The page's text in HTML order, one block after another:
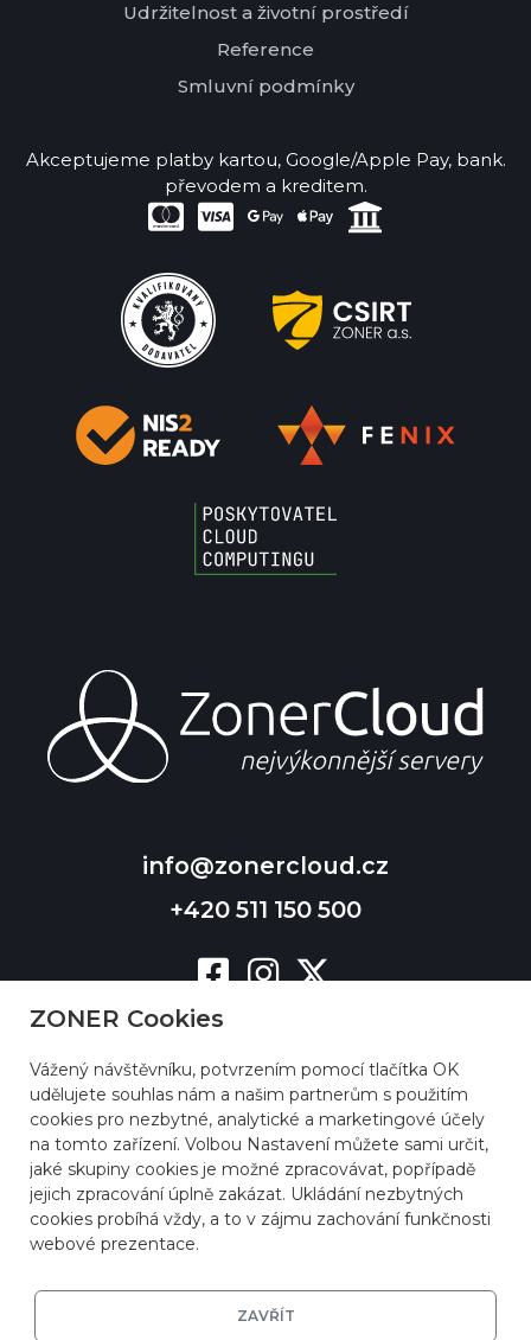
info@zonercloud.cz
+420 511 150 500
Udržitelnost a životní prostředí
Reference
Smluvní podmínky
Akceptujeme platby kartou, Google/Apple Pay, bank.
převodem a kreditem.
ZONER Cookies
Vážený návštěvníku, potvrzením pomocí tlačítka OK
udělujete souhlas nám a našim partnerům s použitím
cookies pro nezbytné, analytické a marketingové účely
na tomto zařízení. Volbou Nastavení můžete sami určit,
jaké skupiny cookies je možné zpracovávat, popřípadě
jejich zpracování úplně zakázat. Ukládání nezbytných
cookies probíhá vždy, a to v zájmu zachování funkčnosti
webové prezentace.
ZAVŘÍT